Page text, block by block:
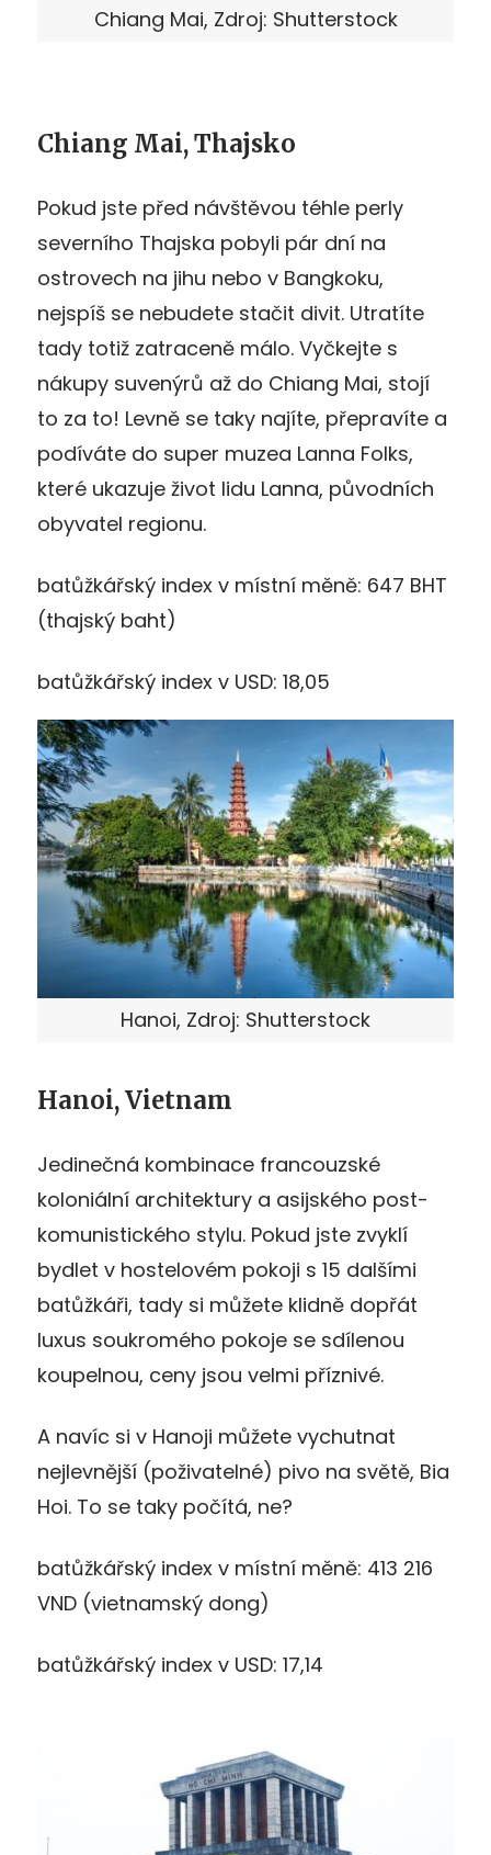
Chiang Mai, Zdroj: Shutterstock
Chiang Mai, Thajsko
Pokud jste před návštěvou téhle perly
severního Thajska pobyli pár dní na
ostrovech na jihu nebo v Bangkoku,
nejspíš se nebudete stačit divit. Utratíte
tady totiž zatraceně málo. Vyčkejte s
nákupy suvenýrů až do Chiang Mai, stojí
to za to! Levně se taky najíte, přepravíte a
podíváte do super muzea Lanna Folks,
které ukazuje život lidu Lanna, původních
obyvatel regionu.
batůžkářský index v místní měně: 647 BHT
(thajský baht)
batůžkářský index v USD: 18,05
Hanoi, Zdroj: Shutterstock
Hanoi, Vietnam
Jedinečná kombinace francouzské
koloniální architektury a asijského post-
komunistického stylu. Pokud jste zvyklí
bydlet v hostelovém pokoji s 15 dalšími
batůžkáři, tady si můžete klidně dopřát
luxus soukromého pokoje se sdílenou
koupelnou, ceny jsou velmi příznivé.
A navíc si v Hanoji můžete vychutnat
nejlevnější (poživatelné) pivo na světě, Bia
Hoi. To se taky počítá, ne?
batůžkářský index v místní měně: 413 216
VND (vietnamský dong)
batůžkářský index v USD: 17,14